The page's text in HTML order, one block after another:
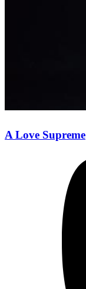
A Love Supreme